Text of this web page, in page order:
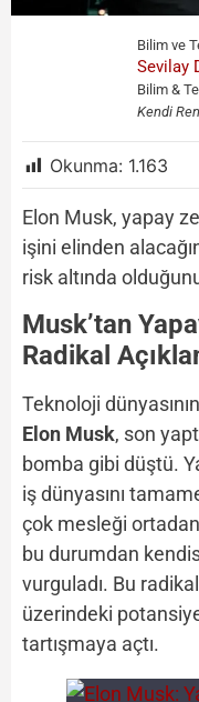
Bilim ve
Sevilay
Bilim &
Kendi
Okunma: 1.163
Elon Musk, yapay
işini elinden
risk altında
Musk’tan
Radikal
Teknoloji
Elon Musk, son
bomba gibi düştü.
iş dünyasını
çok mesleği ortadan
bu durumdan
vurguladı. Bu
üzerindeki
tartışmaya açtı.